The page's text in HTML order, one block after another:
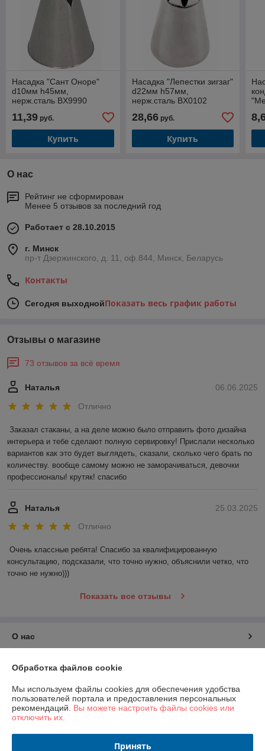
Насадка "Сант Оноре"
d10мм h45мм,
нерж.сталь BX9990
11,39 руб.
Купить
Насадка "Лепестки зигзаг"
d22мм h57мм,
нерж.сталь BX0102
28,66руб.
Купить
О нас
Рейтинг не сформирован
Менее 5 отзывов за последний год
Работает с 28.10.2015
г. Минск
пр-т Дзержинского, д. 11, оф.844, Минск, Беларусь
Контакты
Сегодня выходнойПоказать весь график работы
Отзывы о магазине
73 отзывов за всё время
06.06.2025
Наталья
Отлично
Заказал стаканы, а на деле можно было отправить фото дизайна
интерьера и тебе сделают полную сервировку! Прислали несколько
вариантов как это будет выглядеть, сказали, сколько чего брать по
количеству. вообще самому можно не заморачиваться, девочки
профессионалы! крутяк! спасибо
25.03.2025
Наталья
Отлично
Очень классные ребята! Спасибо за квалифицированную
консультацию, подсказали, что точно нужно, объяснили четко, что
точно не нужно)))
Показать все отзывы
О нас
Контакты
Доставка и оплата
График работы
Обработка файлов cookie
Мы используем файлы cookies для обеспечения удобства
пользователей портала и предоставления персональных
рекомендаций. Вы можете настроить файлы cookies или
отключить их.
Принять